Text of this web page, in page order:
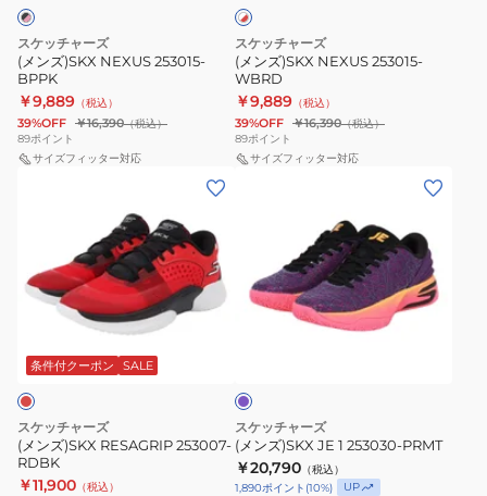
スケッチャーズ
(メンズ)SKX NEXUS 253015-
BPPK
￥9,889 （税込）
39%OFF ￥16,390（税込）
89ポイント
サイズフィッター対応
レ
ッ
ド
スケッチャーズ
(メンズ)SKX NEXUS 253015-
WBRD
￥9,889 （税込）
39%OFF ￥16,390（税込）
89ポイント
サイズフィッター対応
RESAGRIP
253007-
RDBK
条件付クーポン SALE
スケッチャーズ
(メンズ)SKX RESAGRIP 253007-
RDBK
￥11,900 （税込）
253030-
パ
ー
プ
スケッチャーズ
(メンズ)SKX JE 1 253030-PRMT
￥20,790 （税込）
1,890ポイント (10%)
UP